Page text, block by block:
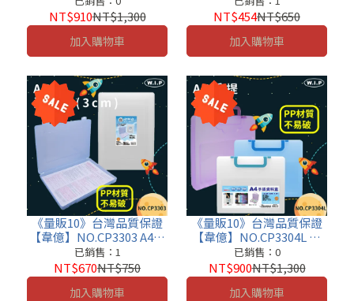
資料盒 便利盒 老師的好幫
手
NT$910NT$1,300
加入購物車
納盒 小物盒 工具盒 便利盒
老師的好幫手
NT$454NT$650
加入購物車
《量販10》台灣品質保證
【韋億】NO.CP3303 A4資
料盒(3cm) 文書盒 收納盒
小物盒 工具盒 便利盒 老師
的好幫手
已銷售：1
NT$670NT$750
加入購物車
《量販10》台灣品質保證
【韋億】NO.CP3304L A4
手提資料盒 文書盒 收納盒
小物盒 工具盒 便利盒 老師
的好幫手
已銷售：0
NT$900NT$1,300
加入購物車